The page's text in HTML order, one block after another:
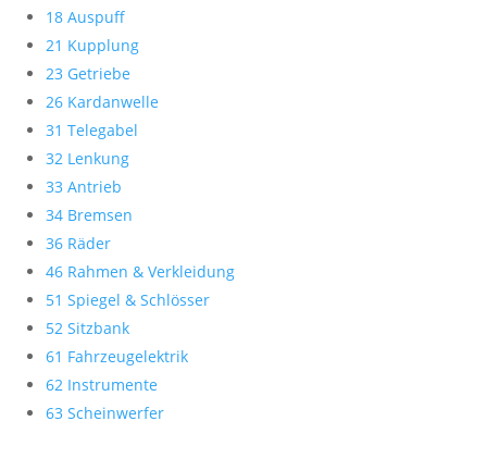
18 Auspuff
21 Kupplung
23 Getriebe
26 Kardanwelle
31 Telegabel
32 Lenkung
33 Antrieb
34 Bremsen
36 Räder
46 Rahmen & Verkleidung
51 Spiegel & Schlösser
52 Sitzbank
61 Fahrzeugelektrik
62 Instrumente
63 Scheinwerfer